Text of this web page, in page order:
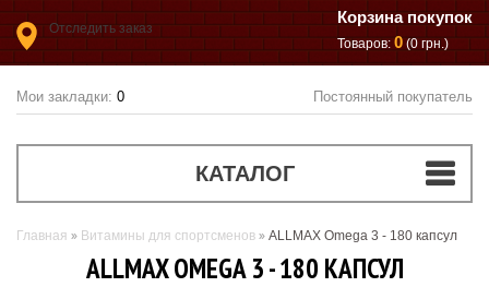
Корзина покупок
Товаров: 0 (0 грн.)
Отследить заказ
Мои закладки: 0 Постоянный покупатель
КАТАЛОГ
Главная Витамины для спортсменов ALLMAX Omega 3 - 180 капсул
ALLMAX OMEGA 3 - 180 КАПСУЛ